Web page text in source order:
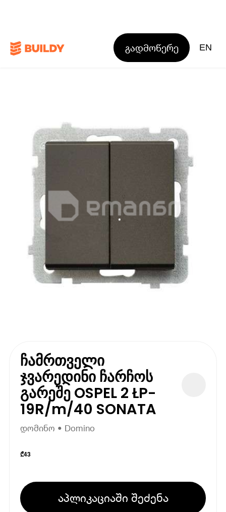
გადმოწერე EN
ჩამრთველი
ჯვარედინი ჩარჩოს
გარეშე OSPEL 2 ŁP-
19R/m/40 SONATA
დომინო • Domino
₾43
აპლიკაციაში შეძენა